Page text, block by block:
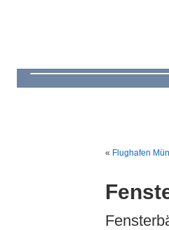
« Flughafen